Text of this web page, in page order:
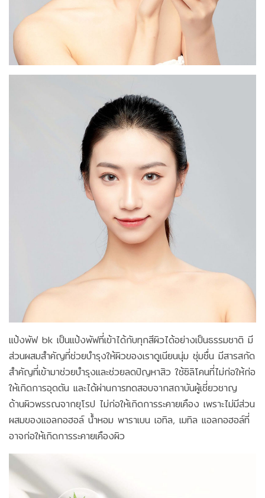
แป้งพัฟ bk เป็นแป้งพัฟที่เข้าได้กับทุกสีผิวได้อย่างเป็นธรรมชาติ มี
ส่วนผสมสำคัญที่ช่วยบำรุงให้ผิวของเราดูเนียนนุ่ม ชุ่มชื่น มีสารสกัด
สำคัญที่เข้ามาช่วยบำรุงและช่วยลดปัญหาสิว ใช้ซิลิโคนที่ไม่ก่อให้ก่อ
ให้เกิดการอุดตัน และได้ผ่านการทดสอบจากสถาบันผู้เชี่ยวชาญ
ด้านผิวพรรณจากยุโรป ไม่ก่อให้เกิดการระคายเคือง เพราะไม่มีส่วน
ผสมของแอลกอฮอล์ น้ำหอม พาราเบน เอทิล, เมทิล แอลกอฮอล์ที่
อาจก่อให้เกิดการระคายเคืองผิว